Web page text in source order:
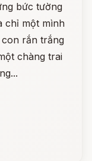
bức tường
chỉ một mình
con rắn trắng
chàng trai